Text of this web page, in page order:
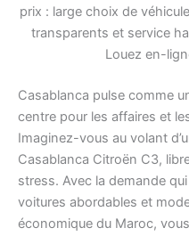
prix : large choix de
transparents et service
Louez en-
Casablanca pulse comme
centre pour les affaires et
Imaginez-vous au volant
Casablanca Citroën C3,
stress. Avec la demande
voitures abordables et
économique du Maroc,